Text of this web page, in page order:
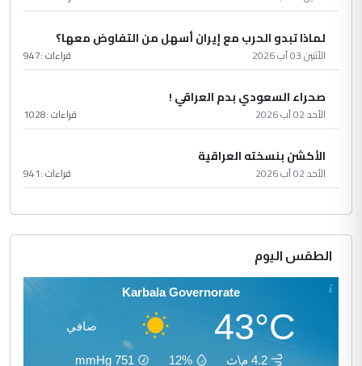
لماذا تبدو الحرب مع إيران أسهل من التفاوض معها؟
الأثنين 03 آب 2026 قراءات :947
صحراء السعودي بدم العراقي !
الأحد 02 آب 2026 قراءات :1028
الأكشن بنسخته العراقية
الأحد 02 آب 2026 قراءات :941
الطقس اليوم
Karbala Governorate
43°C صافي
4.2 م\ث 12%
751
mmHg